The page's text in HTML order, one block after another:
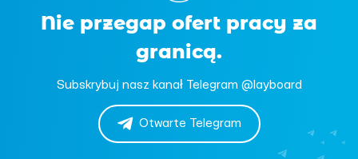
Nie przegap ofert pracy za
granicą.
Subskrybuj nasz kanał Telegram @layboard
Otwarte Telegram